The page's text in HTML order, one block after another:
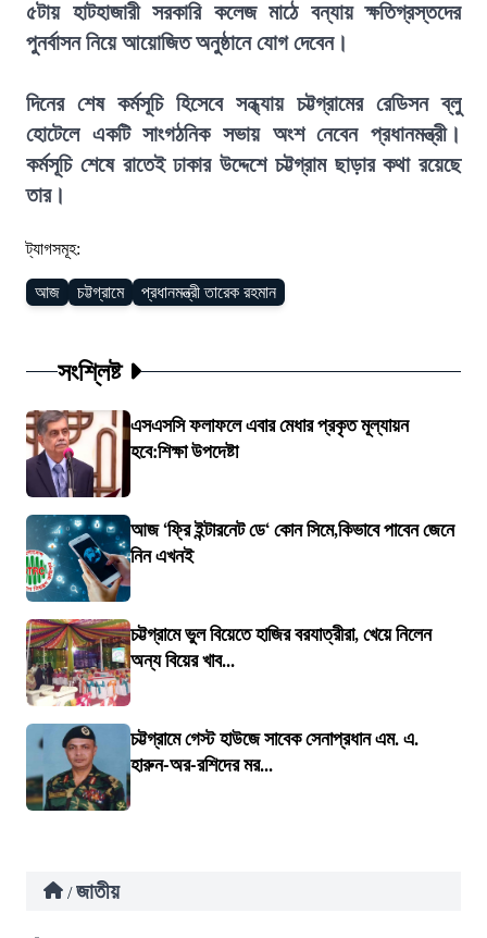
৫টায় হাটহাজারী সরকারি কলেজ মাঠে বন্যায় ক্ষতিগ্রস্তদের
পুনর্বাসন নিয়ে আয়োজিত অনুষ্ঠানে যোগ দেবেন।
দিনের শেষ কর্মসূচি হিসেবে সন্ধ্যায় চট্টগ্রামের রেডিসন ব্লু
হোটেলে একটি সাংগঠনিক সভায় অংশ নেবেন প্রধানমন্ত্রী।
কর্মসূচি শেষে রাতেই ঢাকার উদ্দেশে চট্টগ্রাম ছাড়ার কথা রয়েছে
তার।
ট্যাগসমূহ:
আজ চট্টগ্রামে প্রধানমন্ত্রী তারেক রহমান
সংশ্লিষ্ট
এসএসসি ফলাফলে এবার মেধার প্রকৃত মূল্যায়ন
হবে:শিক্ষা উপদেষ্টা
আজ ‘ফ্রি ইন্টারনেট ডে‘ কোন সিমে,কিভাবে পাবেন জেনে
নিন এখনই
চট্টগ্রামে ভুল বিয়েতে হাজির বরযাত্রীরা, খেয়ে নিলেন
অন্য বিয়ের খাব...
চট্টগ্রামে গেস্ট হাউজে সাবেক সেনাপ্রধান এম. এ.
হারুন-অর-রশিদের মর...
/ জাতীয়